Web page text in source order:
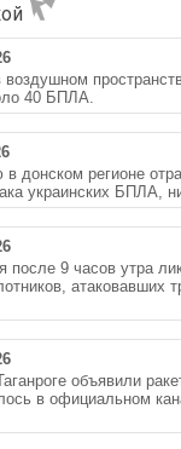
40 БПЛА.
донском регионе
украинских БПЛА,
9 часов утра
атаковавших
объявили
в официальном